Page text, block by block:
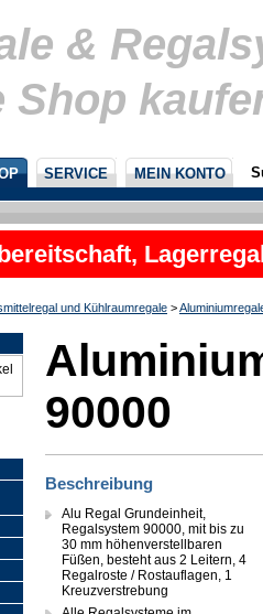
&
Shop
SERVICE MEIN KONTO
nicht
und Kühlraumregale >
90000
Beschreibung
Alu Regal Grundeinheit,
Regalsystem 90000, mit bis zu
30 mm höhenverstellbaren
Füßen, besteht aus 2 Leitern, 4
Regalroste / Rostauflagen, 1
Kreuzverstrebung